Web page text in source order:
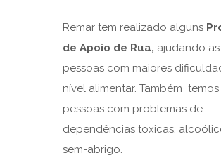
Remar tem realizado alguns
de Apoio de Rua, ajudando as
pessoas com maiores
nível alimentar. Também
pessoas com problemas de
dependências toxicas,
sem-abrigo.